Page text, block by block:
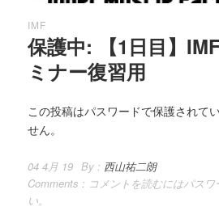
IMF
保護中: 【1日目】
ミナー復習用
この投稿はパスワードで保護されて
せん。
04 4月 19 By : 西山祐二朗
Comments : コメントを読むにはパス
い。